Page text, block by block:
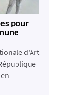
pour
d'Art